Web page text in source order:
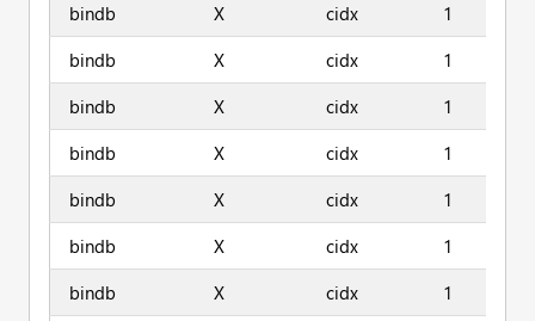
bindb
X cidx
1
bindb
X cidx
1
bindb
X cidx
1
bindb
X cidx
1
bindb
X cidx
1
bindb
X cidx
1
bindb
X cidx
1